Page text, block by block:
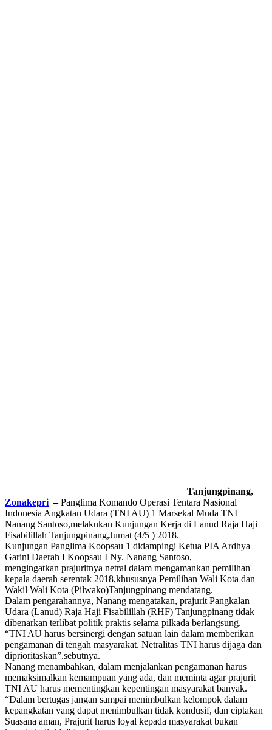
Tanjungpinang,
Zonakepri –Panglima Komando Operasi Tentara Nasional
Indonesia Angkatan Udara (TNI AU) 1 Marsekal Muda TNI
Nanang Santoso,melakukan Kunjungan Kerja di Lanud Raja Haji
Fisabilillah Tanjungpinang,Jumat (4/5 ) 2018.
Kunjungan Panglima Koopsau 1 didampingi Ketua PIA Ardhya
Garini Daerah I Koopsau I Ny. Nanang Santoso,
mengingatkan prajuritnya netral dalam mengamankan pemilihan
kepala daerah serentak 2018,khususnya Pemilihan Wali Kota dan
Wakil Wali Kota (Pilwako)Tanjungpinang mendatang.
Dalam pengarahannya, Nanang mengatakan, prajurit Pangkalan
Udara (Lanud) Raja Haji Fisabilillah (RHF) Tanjungpinang tidak
dibenarkan terlibat politik praktis selama pilkada berlangsung.
“TNI AU harus bersinergi dengan satuan lain dalam memberikan
pengamanan di tengah masyarakat. Netralitas TNI harus dijaga dan
diprioritaskan”.sebutnya.
Nanang menambahkan, dalam menjalankan pengamanan harus
memaksimalkan kemampuan yang ada, dan meminta agar prajurit
TNI AU harus mementingkan kepentingan masyarakat banyak.
“Dalam bertugas jangan sampai menimbulkan kelompok dalam
kepangkatan yang dapat menimbulkan tidak kondusif, dan ciptakan
Suasana aman, Prajurit harus loyal kepada masyarakat bukan